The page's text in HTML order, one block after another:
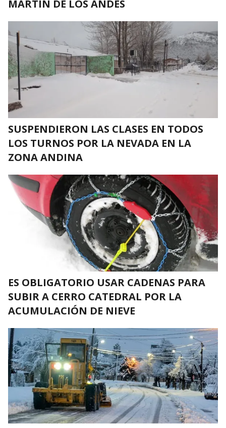
MARTÍN DE LOS ANDES
SUSPENDIERON LAS CLASES EN TODOS
LOS TURNOS POR LA NEVADA EN LA
ZONA ANDINA
ES OBLIGATORIO USAR CADENAS PARA
SUBIR A CERRO CATEDRAL POR LA
ACUMULACIÓN DE NIEVE